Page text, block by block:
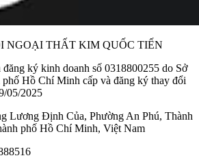
NGOẠI THẤT KIM QUỐC TIẾN
ký kinh doanh số 0318800255 do Sở
Hồ Chí Minh cấp và đăng ký thay đổi
05/2025
Lương Định Của, Phường An Phú, Thành
phố Hồ Chí Minh, Việt Nam